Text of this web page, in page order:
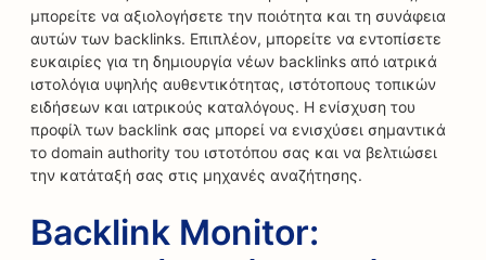
μπορείτε να αξιολογήσετε την ποιότητα και τη συνάφεια
αυτών των backlinks. Επιπλέον, μπορείτε να εντοπίσετε
ευκαιρίες για τη δημιουργία νέων backlinks από ιατρικά
ιστολόγια υψηλής αυθεντικότητας, ιστότοπους τοπικών
ειδήσεων και ιατρικούς καταλόγους. Η ενίσχυση του
προφίλ των backlink σας μπορεί να ενισχύσει σημαντικά
το domain authority του ιστοτόπου σας και να βελτιώσει
την κατάταξή σας στις μηχανές αναζήτησης.
Backlink Monitor: